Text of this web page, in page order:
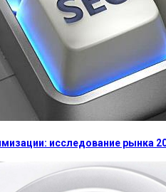
исследование рынка